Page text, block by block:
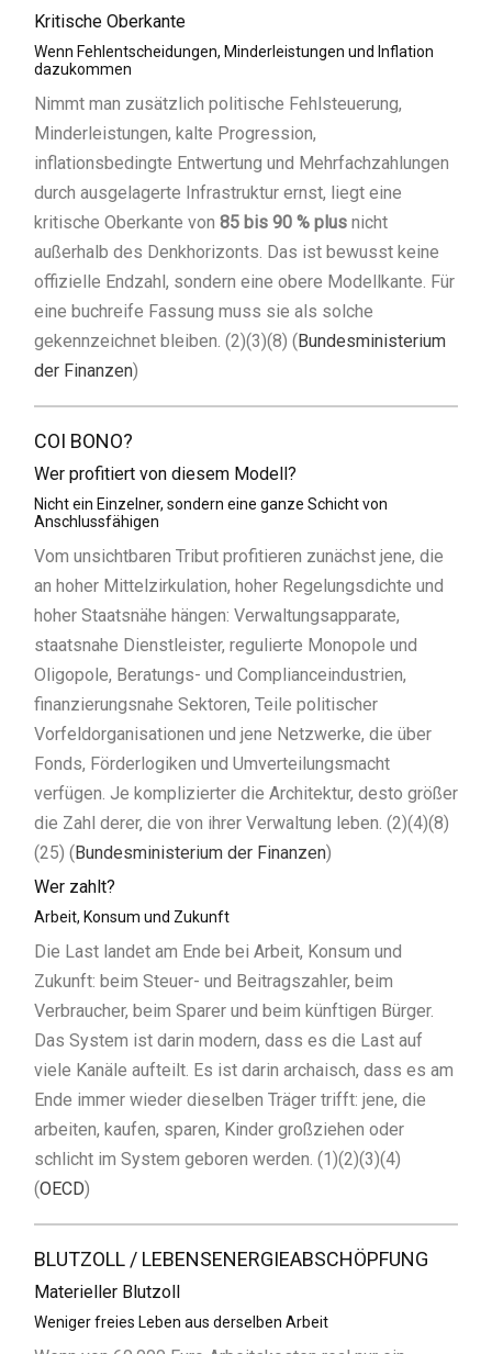
Kritische Oberkante
Wenn Fehlentscheidungen, Minderleistungen und Inflation
dazukommen
Nimmt man zusätzlich politische Fehlsteuerung,
Minderleistungen, kalte Progression,
inflationsbedingte Entwertung und Mehrfachzahlungen
durch ausgelagerte Infrastruktur ernst, liegt eine
kritische Oberkante von 85 bis 90 % plus nicht
außerhalb des Denkhorizonts. Das ist bewusst keine
offizielle Endzahl, sondern eine obere Modellkante. Für
eine buchreife Fassung muss sie als solche
gekennzeichnet bleiben. (2)(3)(8) ( Bundesministerium
der Finanzen)
COI BONO?
Wer profitiert von diesem Modell?
Nicht ein Einzelner, sondern eine ganze Schicht von
Anschlussfähigen
Vom unsichtbaren Tribut profitieren zunächst jene, die
an hoher Mittelzirkulation, hoher Regelungsdichte und
hoher Staatsnähe hängen: Verwaltungsapparate,
staatsnahe Dienstleister, regulierte Monopole und
Oligopole, Beratungs- und Complianceindustrien,
finanzierungsnahe Sektoren, Teile politischer
Vorfeldorganisationen und jene Netzwerke, die über
Fonds, Förderlogiken und Umverteilungsmacht
verfügen. Je komplizierter die Architektur, desto größer
die Zahl derer, die von ihrer Verwaltung leben. (2)(4)(8)
(25) ( Bundesministerium der Finanzen)
Wer zahlt?
Arbeit, Konsum und Zukunft
Die Last landet am Ende bei Arbeit, Konsum und
Zukunft: beim Steuer- und Beitragszahler, beim
Verbraucher, beim Sparer und beim künftigen Bürger.
Das System ist darin modern, dass es die Last auf
viele Kanäle aufteilt. Es ist darin archaisch, dass es am
Ende immer wieder dieselben Träger trifft: jene, die
arbeiten, kaufen, sparen, Kinder großziehen oder
schlicht im System geboren werden. (1)(2)(3)(4)
(OECD)
BLUTZOLL / LEBENSENERGIEABSCHÖPFUNG
Materieller Blutzoll
Weniger freies Leben aus derselben Arbeit